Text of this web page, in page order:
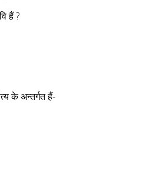
हैं ?
के अन्तर्गत हैं-